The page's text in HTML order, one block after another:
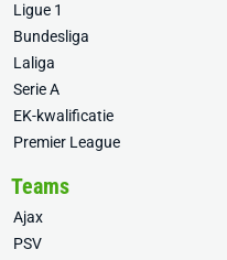
Ligue 1
Bundesliga
Laliga
Serie A
EK-kwalificatie
Premier League
Teams
Ajax
PSV